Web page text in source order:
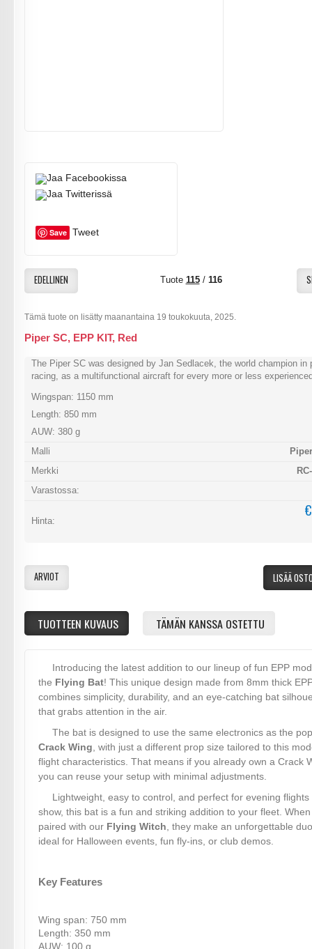
Save Tweet
EDELLINEN Tuote 115/ 116
Tämä tuote on lisätty maanantaina 19 toukokuuta, 2025.
Piper SC, EPP KIT, Red
The Piper SC was designed by Jan Sedlacek, the world champion in
racing, as a multifunctional aircraft for every more or less
Wingspan: 1150 mm
Length: 850 mm
AUW: 380 g
Malli
Merkki
Varastossa:
Hinta:
LISÄÄ
ARVIOT
TUOTTEEN KUVAUS TÄMÄN KANSSA OSTETTU
Introducing the latest addition to our lineup of fun EPP
the Flying Bat! This unique design made from 8mm thick
combines simplicity, durability, and an eye-catching bat
that grabs attention in the air.
The bat is designed to use the same electronics as the
Crack Wing , with just a different prop size tailored to this
flight characteristics. That means if you already own a Crack
you can reuse your setup with minimal adjustments.
Lightweight, easy to control, and perfect for evening flights
show, this bat is a fun and striking addition to your fleet. When
paired with our Flying Witch , they make an unforgettable
ideal for Halloween events, fun fly-ins, or club demos.
Key Features
Wing span: 750 mm
Length: 350 mm
AUW: 100 g